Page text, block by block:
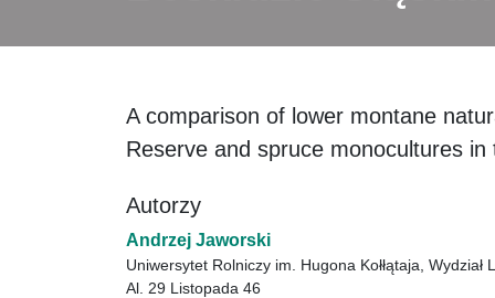
A comparison of lower montane
Reserve and spruce monocultures
Autorzy
Andrzej Jaworski
Uniwersytet Rolniczy im. Hugona Kołłątaja,
Al. 29 Listopada 46